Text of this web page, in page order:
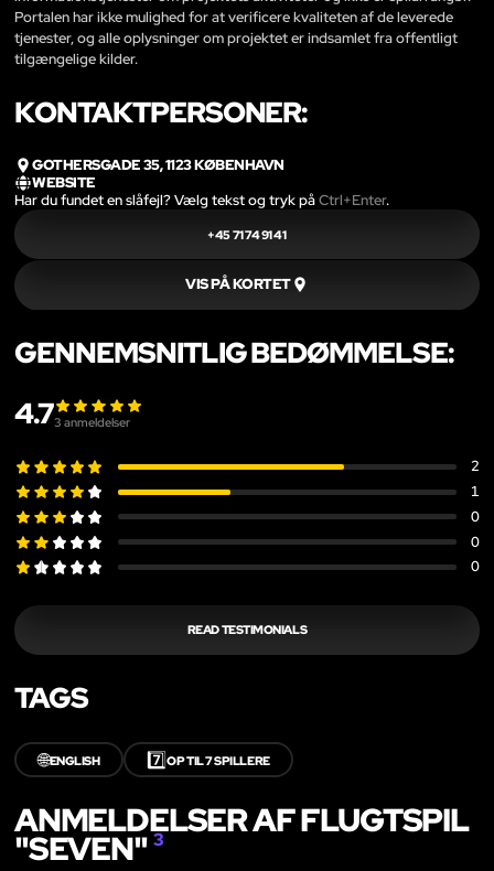
Portalen har ikke mulighed for at verificere kvaliteten af de leverede
tjenester, og alle oplysninger om projektet er indsamlet fra offentligt
tilgængelige kilder.
KONTAKTPERSONER:
GOTHERSGADE 35, 1123 KØBENHAVN
WEBSITE
Har du fundet en slåfejl? Vælg tekst og tryk påCtrl+Enter.
+45 71 74 91 41
VIS PÅ KORTET
GENNEMSNITLIG BEDØMMELSE:
4.73 anmeldelser
2
1
0
0
0
READ TESTIMONIALS
TAGS
🌐ENGLISH 7️⃣OP TIL 7 SPILLERE
ANMELDELSER AF FLUGTSPIL
"SEVEN" 3